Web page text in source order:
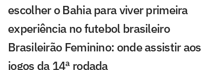
escolher o Bahia para viver primeira
experiência no futebol brasileiro
Brasileirão Feminino: onde assistir aos
jogos da 14ª rodada